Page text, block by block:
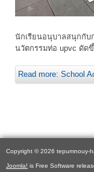
นักเรียนอนุบาลสนุกกับ
นวัตกรรมท่อ upvc ดัด
Read more: School
Copyright © 2026 tepumnouy-
Joomla! is Free Software